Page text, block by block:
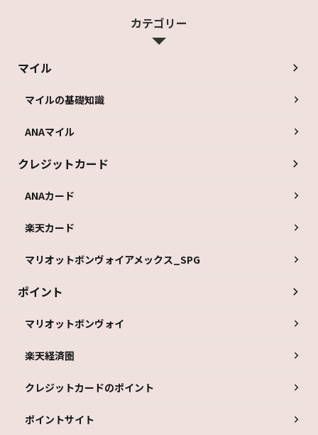
カテゴリー
マイル
マイルの基礎知識
ANAマイル
クレジットカード
ANAカード
楽天カード
マリオットボンヴォイアメックス_SPG
ポイント
マリオットボンヴォイ
楽天経済圏
クレジットカードのポイント
ポイントサイト